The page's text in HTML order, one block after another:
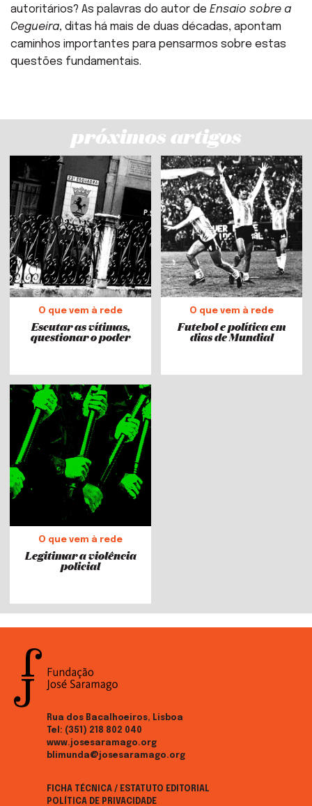
autoritários? As palavras do autor de Ensaio sobre a
Cegueira, ditas há mais de duas décadas, apontam
caminhos importantes para pensarmos sobre estas
questões fundamentais.
próximos artigos
O que vem à rede
Escutar as vítimas,
questionar o poder
O que vem à rede
Futebol e política em
dias de Mundial
O que vem à rede
Legitimar a violência
policial
Rua dos Bacalhoeiros, Lisboa
Tel: (351) 218 802 040
www.josesaramago.org
blimunda@josesaramago.org
FICHA TÉCNICA / ESTATUTO EDITORIAL
POLÍTICA DE PRIVACIDADE